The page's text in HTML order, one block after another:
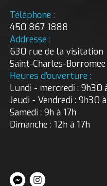
Téléphone :
450 867 1888
Addresse :
630 rue de la visitation
Saint-Charles-Borromee
Heures d’ouverture :
Lundi - mercredi : 9h30
Jeudi - Vendredi : 9h30
Samedi : 9h à 17h
Dimanche : 12h à 17h